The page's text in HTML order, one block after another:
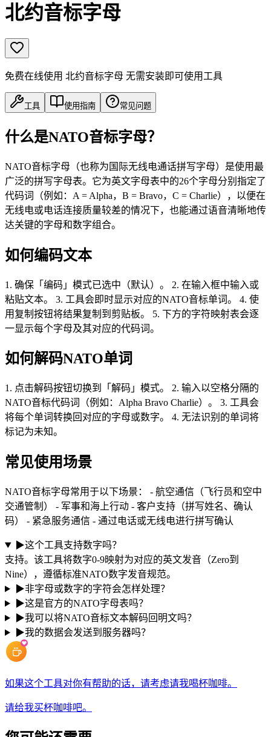
北约音标字母
免费在线使用 北约音标字母 无需安装即可使用工具
工具 使用指南 常见问题
什么是NATO音标字母？
NATO音标字母（也称为国际无线电通话拼写字母）是使用最
广泛的拼写字母表。它为英文字母表中的26个字母分别指定了
代码词（例如：A = Alpha，B = Bravo，C = Charlie），以便在
无线电或电话连接质量较差的情况下，也能通过语音清晰地传
达关键的字母和数字组合。
如何编码文本
1. 确保「编码」模式已选中（默认）。 2. 在输入框中输入或
粘贴文本。 3. 工具会即时显示对应的NATO音标单词。 4. 使
用复制按钮将结果复制到剪贴板。 5. 下方的字符映射表会逐
一显示每个字母及其对应的代码词。
如何解码NATO单词
1. 点击解码按钮切换到「解码」模式。 2. 输入以空格分隔的
NATO音标代码词（例如：Alpha Bravo Charlie）。 3. 工具会
将每个单词转换回对应的字母或数字。 4. 无法识别的单词将
标记为未知。
常见使用场景
NATO音标字母常用于以下场景： - 航空通信（飞行员和空中
交通管制） - 军事和海上行动 - 客户支持（拼写姓名、确认
码） - 紧急服务通信 - 通过电话或无线电进行拼写确认
▶这个工具支持数字吗？
支持。该工具将数字0-9映射为对应的英文发音（Zero到
Nine），遵循标准NATO数字发音规范。
▶非字母或数字的字符会怎样处理？
▶这是官方的NATO字母表吗？
▶我可以将NATO音标文本解码回明文吗？
▶我的数据会发送到服务器吗？
如果这个工具对你有帮助的话，请考虑请我喝杯咖啡。
请给我买杯咖啡吧。